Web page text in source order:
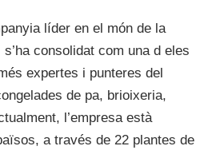
líder en el món de la
consolidat com una d eles
expertes i punteres del
de pa, brioixeria,
l’empresa està
a través de 22 plantes de